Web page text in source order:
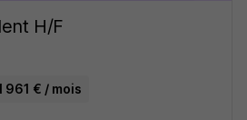
H/F
961 € / mois